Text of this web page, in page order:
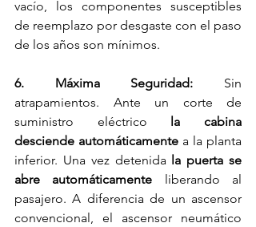
vacío, los componentes susceptibles
de reemplazo por desgaste con el paso
de los años son mínimos.
6. Máxima Seguridad: Sin
atrapamientos. Ante un corte de
suministro eléctrico
la cabina
desciende automáticamente a la planta
inferior. Una vez detenida la puerta se
abre automáticamente liberando al
pasajero. A diferencia de un ascensor
convencional, el ascensor neumático